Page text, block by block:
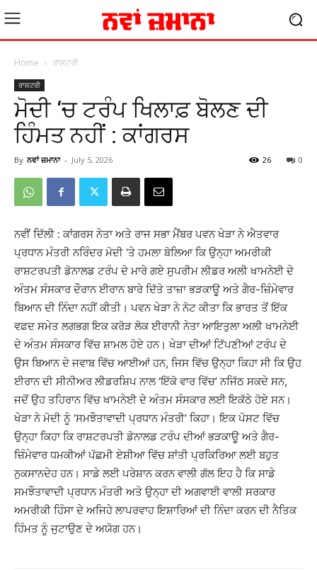
Home ਰਾਸ਼ਟਰੀ
ਰਾਸ਼ਟਰੀ
ਮੋਦੀ ‘ਚ ਟਰੰਪ ਖਿਲਾਫ਼ ਬੋਲਣ ਦੀ
ਹਿੰਮਤ ਨਹੀਂ : ਕਾਂਗਰਸ
By ਨਵਾਂ ਜ਼ਮਾਨਾ - July 5, 2026 0
26
ਨਵੀਂ ਦਿੱਲੀ : ਕਾਂਗਰਸ ਨੇਤਾ ਅਤੇ ਰਾਜ ਸਭਾ ਮੈਂਬਰ ਪਵਨ ਖੇੜਾ ਨੇ ਐਤਵਾਰ
ਪ੍ਰਧਾਨ ਮੰਤਰੀ ਨਰਿੰਦਰ ਮੋਦੀ ‘ਤੇ ਹਮਲਾ ਬੋਲਿਆ ਕਿ ਉਨ੍ਹਾ ਅਮਰੀਕੀ
ਰਾਸ਼ਟਰਪਤੀ ਡੋਨਾਲਡ ਟਰੰਪ ਦੇ ਮਾਰੇ ਗਏ ਸੁਪਰੀਮ ਲੀਡਰ ਅਲੀ ਖਾਮਨੇਈ ਦੇ
ਅੰਤਮ ਸੰਸਕਾਰ ਦੌਰਾਨ ਈਰਾਨ ਬਾਰੇ ਦਿੱਤੇ ਤਾਜ਼ਾ ਭੜਕਾਊ ਅਤੇ ਗੈਰ-ਜ਼ਿੰਮੇਵਾਰ
ਬਿਆਨ ਦੀ ਨਿੰਦਾ ਨਹੀਂ ਕੀਤੀ। ਪਵਨ ਖੇੜਾ ਨੇ ਨੋਟ ਕੀਤਾ ਕਿ ਭਾਰਤ ਤੋਂ ਇੱਕ
ਵਫ਼ਦ ਸਮੇਤ ਲਗਭਗ ਇਕ ਕਰੋੜ ਲੋਕ ਈਰਾਨੀ ਨੇਤਾ ਆਇਤੁਲਾ ਅਲੀ ਖਾਮਨੇਈ
ਦੇ ਅੰਤਮ ਸੰਸਕਾਰ ਵਿੱਚ ਸ਼ਾਮਲ ਹੋਏ ਹਨ। ਖੇੜਾ ਦੀਆਂ ਟਿੱਪਣੀਆਂ ਟਰੰਪ ਦੇ
ਉਸ ਬਿਆਨ ਦੇ ਜਵਾਬ ਵਿੱਚ ਆਈਆਂ ਹਨ, ਜਿਸ ਵਿੱਚ ਉਨ੍ਹਾ ਕਿਹਾ ਸੀ ਕਿ ਉਹ
ਈਰਾਨ ਦੀ ਸੀਨੀਅਰ ਲੀਡਰਸ਼ਿਪ ਨਾਲ ‘ਇੱਕੋ ਵਾਰ ਵਿੱਚ’ ਨਜਿੱਠ ਸਕਦੇ ਸਨ,
ਜਦੋਂ ਉਹ ਤਹਿਰਾਨ ਵਿੱਚ ਖਾਮਨੇਈ ਦੇ ਅੰਤਮ ਸੰਸਕਾਰ ਲਈ ਇਕੱਠੇ ਹੋਏ ਸਨ।
ਖੇੜਾ ਨੇ ਮੋਦੀ ਨੂੰ ‘ਸਮਝੌਤਾਵਾਦੀ ਪ੍ਰਧਾਨ ਮੰਤਰੀ’ ਕਿਹਾ। ਇਕ ਪੋਸਟ ਵਿੱਚ
ਉਨ੍ਹਾ ਕਿਹਾ ਕਿ ਰਾਸ਼ਟਰਪਤੀ ਡੋਨਾਲਡ ਟਰੰਪ ਦੀਆਂ ਭੜਕਾਊ ਅਤੇ ਗੈਰ-
ਜ਼ਿੰਮੇਵਾਰ ਧਮਕੀਆਂ ਪੱਛਮੀ ਏਸ਼ੀਆ ਵਿੱਚ ਸ਼ਾਂਤੀ ਪ੍ਰਕਿਰਿਆ ਲਈ ਬਹੁਤ
ਨੁਕਸਾਨਦੇਹ ਹਨ। ਸਾਡੇ ਲਈ ਪਰੇਸ਼ਾਨ ਕਰਨ ਵਾਲੀ ਗੱਲ ਇਹ ਹੈ ਕਿ ਸਾਡੇ
ਸਮਝੌਤਾਵਾਦੀ ਪ੍ਰਧਾਨ ਮੰਤਰੀ ਅਤੇ ਉਨ੍ਹਾ ਦੀ ਅਗਵਾਈ ਵਾਲੀ ਸਰਕਾਰ
ਅਮਰੀਕੀ ਹਿੰਸਾ ਦੇ ਅਜਿਹੇ ਲਾਪਰਵਾਹ ਇਸ਼ਾਰਿਆਂ ਦੀ ਨਿੰਦਾ ਕਰਨ ਦੀ ਨੈਤਿਕ
ਹਿੰਮਤ ਨੂੰ ਜੁਟਾਉਣ ਦੇ ਅਯੋਗ ਹਨ।